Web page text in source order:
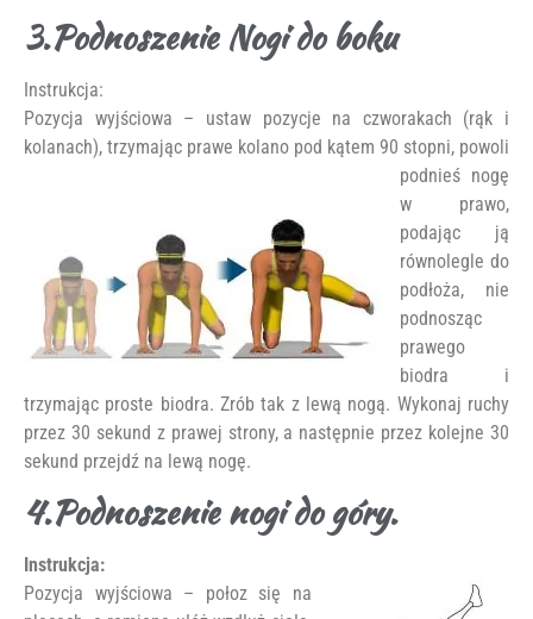
3.Podnoszenie Nogi do boku
Instrukcja:
Pozycja wyjściowa – ustaw pozycje na czworakach (rąk i
kolanach), trzymając prawe kolano pod kątem 90 stopni, powoli
podnieś nogę
w prawo,
podając ją
równolegle do
podłoża, nie
podnosząc
prawego
biodra i
trzymając proste biodra. Zrób tak z lewą nogą. Wykonaj ruchy
przez 30 sekund z prawej strony, a następnie przez kolejne 30
sekund przejdź na lewą nogę.
4.Podnoszenie nogi do góry.
Instrukcja:
Pozycja wyjściowa – połoz się na